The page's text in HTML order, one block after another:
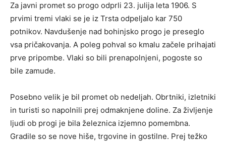
Za javni promet so progo odprli 23. julija leta 1906. S
prvimi tremi vlaki se je iz Trsta odpeljalo kar 750
potnikov. Navdušenje nad bohinjsko progo je preseglo
vsa pričakovanja. A poleg pohval so kmalu začele prihajati
prve pripombe. Vlaki so bili prenapolnjeni, pogoste so
bile zamude.
Posebno velik je bil promet ob nedeljah. Obrtniki, izletniki
in turisti so napolnili prej odmaknjene doline. Za življenje
ljudi ob progi je bila železnica izjemno pomembna.
Gradile so se nove hiše, trgovine in gostilne. Prej težko